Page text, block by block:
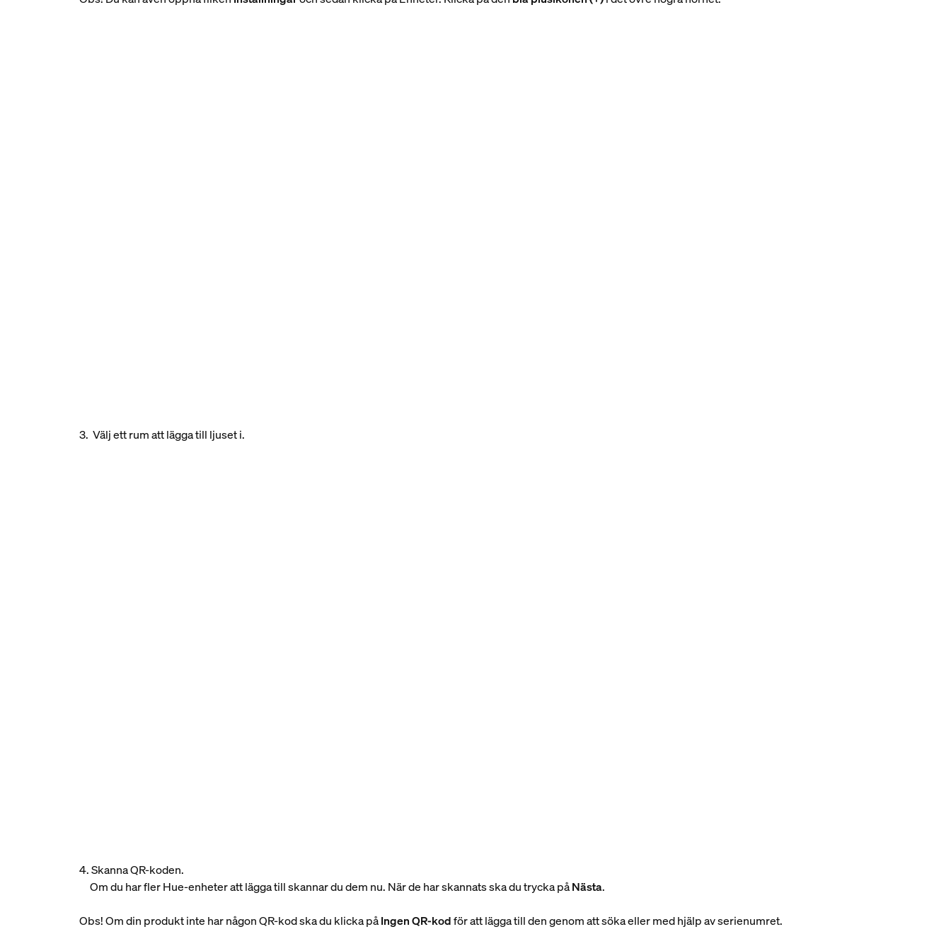
3. Välj ett rum att lägga till ljuset i.
4. Skanna QR-koden.
Om du har fler Hue-enheter att lägga till skannar du dem nu. När de har skannats ska du trycka påNästa.
Obs! Om din produkt inte har någon QR-kod ska du klicka påIngen QR-kodför att lägga till den genom att söka eller med hjälp av serienumret.